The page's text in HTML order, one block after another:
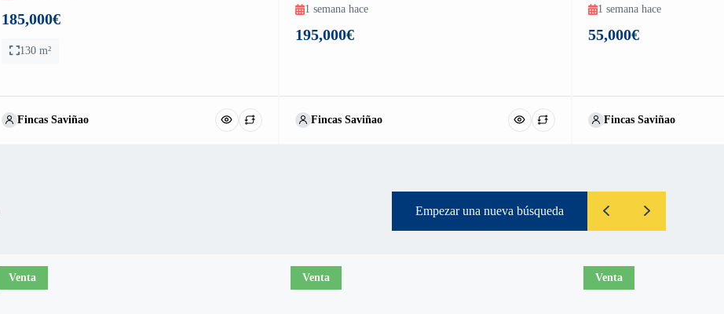
185,000€
130 m²
Fincas Saviñao
1 semana hace
195,000€
Fincas Saviñao
1 semana hace
55,000€
Fincas Saviñao
Empezar una nueva búsqueda
Venta Venta Venta